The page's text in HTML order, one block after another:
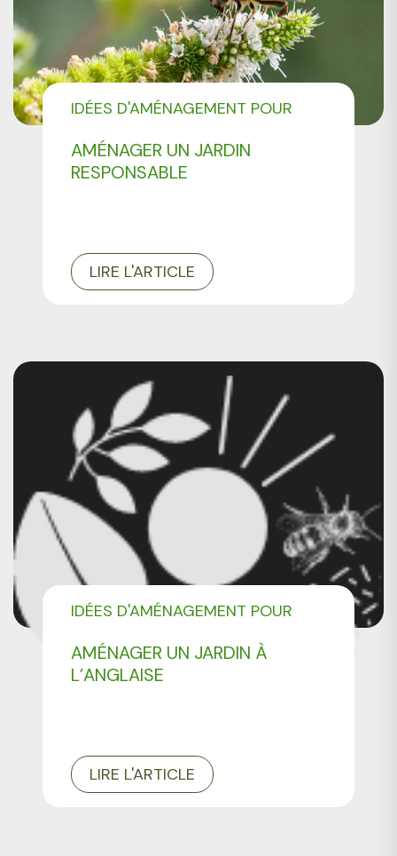
AMÉNAGER UN JARDIN
RESPONSABLE
IDÉES D'AMÉNAGEMENT POUR
LIRE L'ARTICLE
AMÉNAGER UN JARDIN À
L’ANGLAISE
IDÉES D'AMÉNAGEMENT POUR
LIRE L'ARTICLE